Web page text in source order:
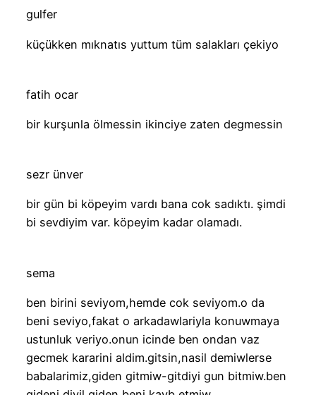
gulfer
küçükken mıknatıs yuttum tüm salakları çekiyo
fatih ocar
bir kurşunla ölmessin ikinciye zaten degmessin
sezr ünver
bir gün bi köpeyim vardı bana cok sadıktı. şimdi
bi sevdiyim var. köpeyim kadar olamadı.
sema
ben birini seviyom,hemde cok seviyom.o da
beni seviyo,fakat o arkadawlariyla konuwmaya
ustunluk veriyo.onun icinde ben ondan vaz
gecmek kararini aldim.gitsin,nasil demiwlerse
babalarimiz,giden gitmiw-gitdiyi gun bitmiw.ben